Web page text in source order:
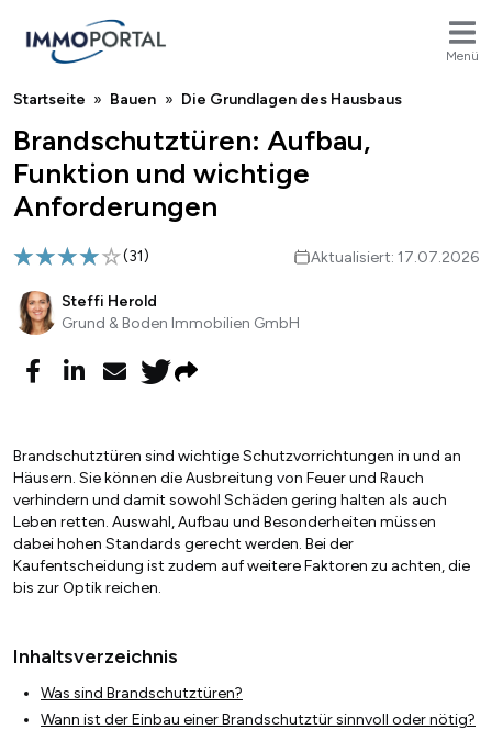
Menü
Breadcrumb
Startseite Bauen Die Grundlagen des Hausbaus
Brandschutztüren: Aufbau,
Funktion und wichtige
Anforderungen
(31) Aktualisiert: 17.07.2026
Steffi Herold
Grund & Boden Immobilien GmbH
Brandschutztüren sind wichtige Schutzvorrichtungen in und an
Häusern. Sie können die Ausbreitung von Feuer und Rauch
verhindern und damit sowohl Schäden gering halten als auch
Leben retten. Auswahl, Aufbau und Besonderheiten müssen
dabei hohen Standards gerecht werden. Bei der
Kaufentscheidung ist zudem auf weitere Faktoren zu achten, die
bis zur Optik reichen.
Inhaltsverzeichnis
Was sind Brandschutztüren?
Wann ist der Einbau einer Brandschutztür sinnvoll oder nötig?